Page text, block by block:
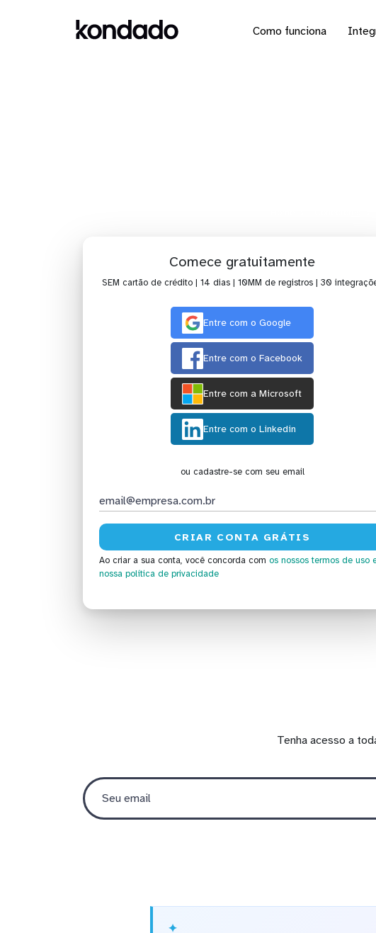
Como funciona
Comece gratuitamente
SEM cartão de crédito | 14 dias | 10MM de registros | 30
Entre com o Google
Entre com o Facebook
Entre com a Microsoft
Entre com o Linkedin
ou cadastre-se com seu email
Ao criar a sua conta, você concorda com os nossos termos de uso
nossa política de privacidade
Tenha acesso a